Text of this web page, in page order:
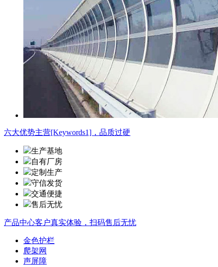
六大优势主营[Keywords1]，品质过硬
生产基地
自有厂房
定制生产
守信发货
交通便捷
售后无忧
产品中心客户真实体验，扫码售后无忧
金色护栏
爬架网
声屏障